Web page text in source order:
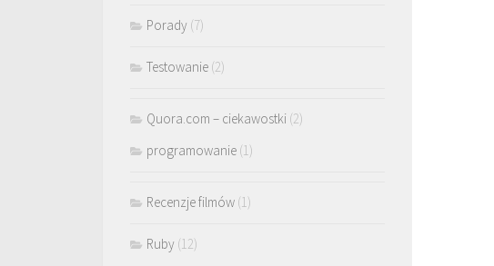
Porady(7)
Testowanie(2)
Quora.com – ciekawostki (2)
programowanie(1)
Recenzje filmów(1)
Ruby(12)